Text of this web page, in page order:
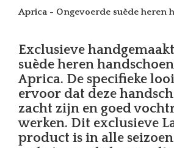
Aprica - Ongevoerde suède heren
Exclusieve
suède heren
Aprica. De specifieke
ervoor dat deze
zacht zijn en goed
werken. Dit exclusieve
product is in alle